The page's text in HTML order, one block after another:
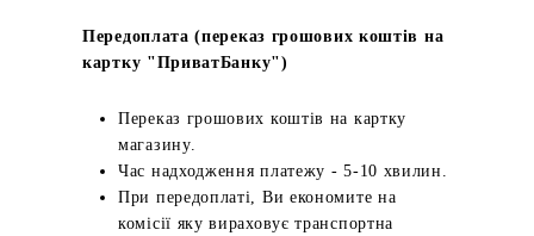
Передоплата (переказ грошових коштів на
картку "ПриватБанку")
Переказ грошових коштів на картку
магазину.
Час надходження платежу - 5-10 хвилин.
При передоплаті, Ви економите на
комісії яку вираховує транспортна